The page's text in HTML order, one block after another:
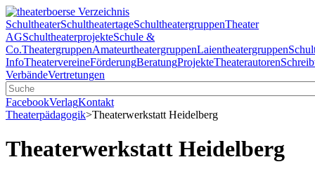
SchultheaterSchultheatertageSchultheatergruppenTheater
AGSchultheaterprojekteSchule &
Co.TheatergruppenAmateurtheatergruppenLaientheatergruppen
InfoTheatervereineFörderungBeratungProjekteTheaterautoren
VerbändeVertretungen
FacebookVerlagKontakt
Theaterpädagogik>Theaterwerkstatt Heidelberg
Theaterwerkstatt Heidelberg